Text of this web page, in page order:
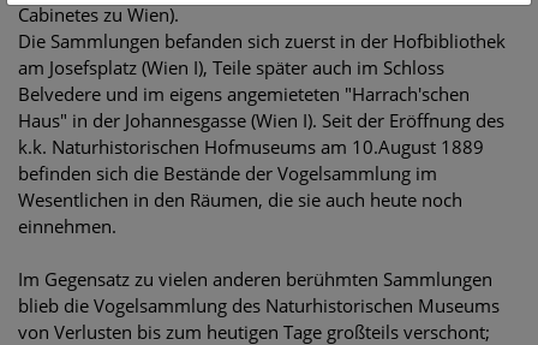
Cabinetes zu Wien).
Die Sammlungen befanden sich zuerst in der Hofbibliothek
am Josefsplatz (Wien I), Teile später auch im Schloss
Belvedere und im eigens angemieteten "Harrach'schen
Haus" in der Johannesgasse (Wien I). Seit der Eröffnung des
k.k. Naturhistorischen Hofmuseums am 10.August 1889
befinden sich die Bestände der Vogelsammlung im
Wesentlichen in den Räumen, die sie auch heute noch
einnehmen.
Im Gegensatz zu vielen anderen berühmten Sammlungen
blieb die Vogelsammlung des Naturhistorischen Museums
von Verlusten bis zum heutigen Tage großteils verschont;